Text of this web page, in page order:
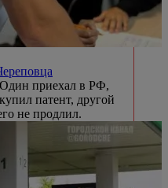
Один приехал в РФ,
патент, другой
не продлил.